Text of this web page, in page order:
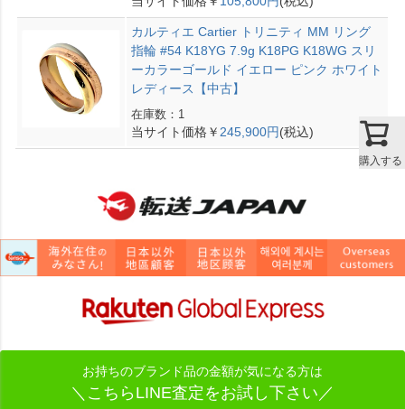
購入する
カルティエ Cartier トリニティ MM リング
指輪 #54 K18YG 7.9g K18PG K18WG スリ
ーカラーゴールド イエロー ピンク ホワイト
レディース【中古】
在庫数：1
当サイト価格￥245,900円(税込)
お持ちのブランド品の金額が気になる方は
＼こちらLINE査定をお試し下さい／